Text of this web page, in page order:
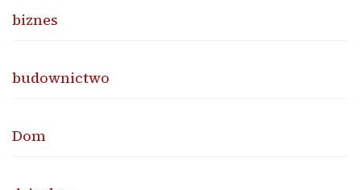
biznes
budownictwo
Dom